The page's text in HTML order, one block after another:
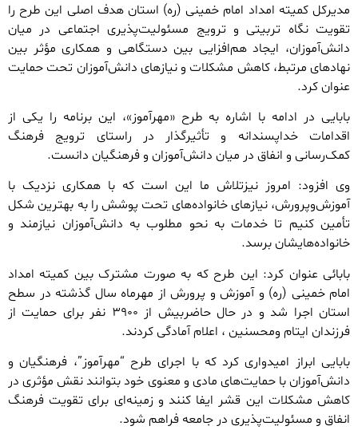
مدیرکل کمیته امداد امام خمینی (ره) استان هدف اصلی این طرح را
تقویت نگاه تربیتی و ترویج مسئولیت‌پذیری اجتماعی در میان
دانش‌آموزان، ایجاد هم‌افزایی بین دستگاهی و همکاری مؤثر بین
نهادهای مرتبط، کاهش مشکلات و نیازهای دانش‌آموزان تحت حمایت
عنوان کرد.
بابایی در ادامه با اشاره به طرح «مهرآموز»، این برنامه را یکی از
اقدامات خداپسندانه و تأثیرگذار در راستای ترویج فرهنگ
کمک‌رسانی و انفاق در میان دانش‌آموزان و فرهنگیان دانست.
وی افزود: امروز نیزتلاش ما این است که با همکاری نزدیک با
آموزش‌وپرورش، نیازهای خانواده‌های تحت پوشش را به بهترین شکل
تأمین کنیم تا خدمات به نحو مطلوب به دانش‌آموزان نیازمند و
خانواده‌هایشان برسد.
بابائی عنوان کرد: این طرح که به ‌صورت مشترک بین کمیته امداد
امام خمینی (ره) و آموزش‌ و پرورش از مهرماه سال گذشته در سطح
استان اجرا شد و در حال حاضربیش از ۳۹۰۰ نفر برای حمایت از
فرزندان ایتام ومحسنین ، اعلام آمادگی کردند.
بابایی ابراز امیدواری کرد که با اجرای طرح “مهرآموز”، فرهنگیان و
دانش‌آموزان با حمایت‌های مادی و معنوی خود بتوانند نقش مؤثری در
کاهش مشکلات این قشر ایفا کنند و زمینه‌ای برای تقویت فرهنگ
انفاق و مسئولیت‌پذیری در جامعه فراهم شود.